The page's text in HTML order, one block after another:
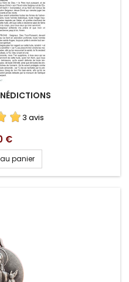
3 avis
€
panier